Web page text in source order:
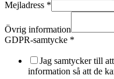
Mejladress *
Övrig information
GDPR-samtycke *
Jag samtycker till
information så att de